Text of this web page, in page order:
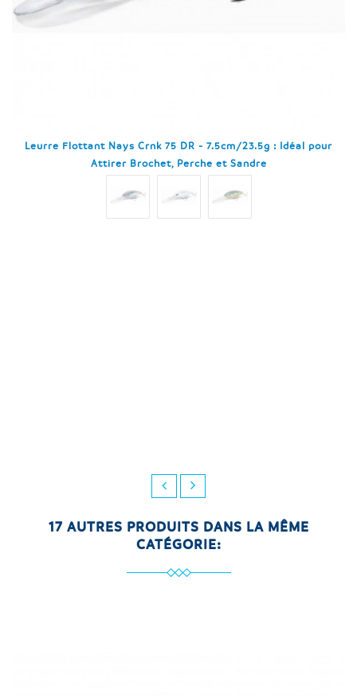
Leurre Flottant Nays Crnk 75 DR - 7.5cm/23.5g : Idéal pour
Attirer Brochet, Perche et Sandre
17 AUTRES PRODUITS DANS LA MÊME
CATÉGORIE: